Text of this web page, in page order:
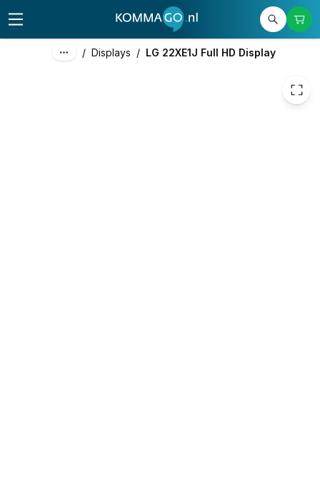
/ Displays / LG 22XE1J Full HD Display
excl. btw